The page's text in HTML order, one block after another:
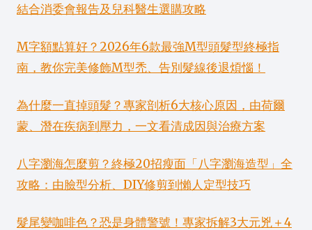
結合消委會報告及兒科醫生選購攻略
M字額點算好？2026年6款最強M型頭髮型終極指
南，教你完美修飾M型禿、告別髮線後退煩惱！
為什麼一直掉頭髮？專家剖析6大核心原因，由荷爾
蒙、潛在疾病到壓力，一文看清成因與治療方案
八字瀏海怎麼剪？終極20招瘦面「八字瀏海造型」全
攻略：由臉型分析、DIY修剪到懶人定型技巧
髮尾變咖啡色？恐是身體警號！專家拆解3大元兇＋4